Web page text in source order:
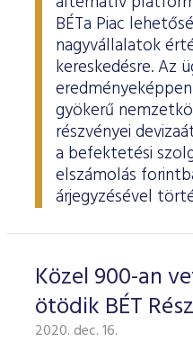
BÉTa Piac
nagyvállalatok
kereskedésre. Az
gyökerű
részvényei
a befektetési
elszámolás
árjegyzésével
Közel 900-an
ötödik BÉT
2020. dec. 16.